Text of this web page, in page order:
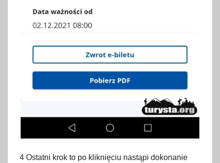
4 Ostatni krok to po kliknięciu nastąpi dokonanie